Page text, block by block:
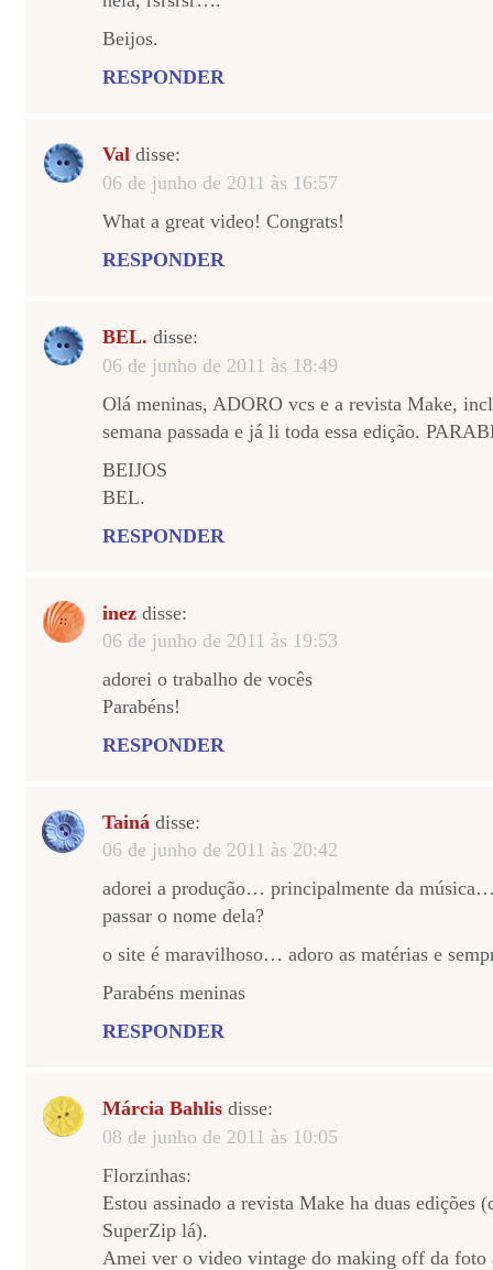
Beijos.
RESPONDER
Val disse:
06 de junho de 2011 às 16:57
What a great video! Congrats!
RESPONDER
BEL. disse:
06 de junho de 2011 às 18:49
Olá meninas, ADORO vcs e a revista Make,
semana passada e já li toda essa edição.
BEIJOS
BEL.
RESPONDER
inez disse:
06 de junho de 2011 às 19:53
adorei o trabalho de vocês
Parabéns!
RESPONDER
Tainá disse:
06 de junho de 2011 às 20:42
adorei a produção… principalmente da
passar o nome dela?
o site é maravilhoso… adoro as matérias e
Parabéns meninas
RESPONDER
Márcia Bahlis disse:
08 de junho de 2011 às 10:05
Florzinhas:
Estou assinado a revista Make ha duas edições
SuperZip lá).
Amei ver o video vintage do making off da